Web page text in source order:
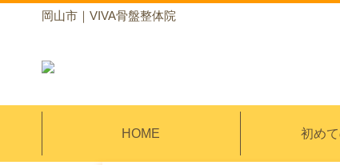
岡山市｜VIVA骨盤整体院
HOME 初め